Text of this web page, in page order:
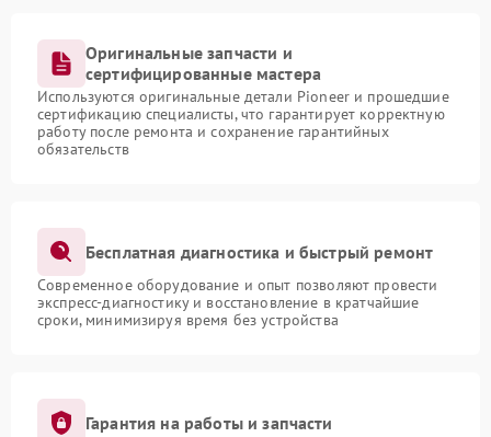
Оригинальные запчасти и
сертифицированные мастера
Используются оригинальные детали Pioneer и прошедшие
сертификацию специалисты, что гарантирует корректную
работу после ремонта и сохранение гарантийных
обязательств
Бесплатная диагностика и быстрый ремонт
Современное оборудование и опыт позволяют провести
экспресс-диагностику и восстановление в кратчайшие
сроки, минимизируя время без устройства
Гарантия на работы и запчасти